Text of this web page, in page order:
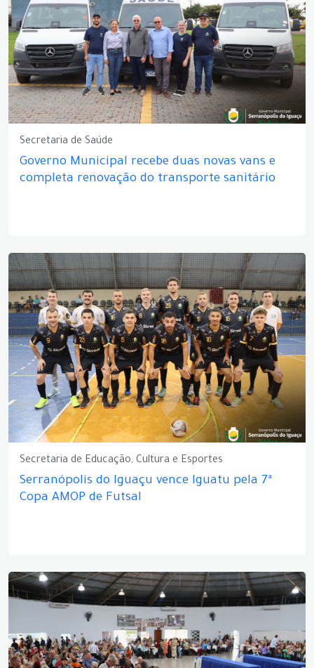
Secretaria de Saúde
Governo Municipal recebe duas novas vans e
completa renovação do transporte sanitário
Secretaria de Educação, Cultura e Esportes
Serranópolis do Iguaçu vence Iguatu pela 7ª
Copa AMOP de Futsal